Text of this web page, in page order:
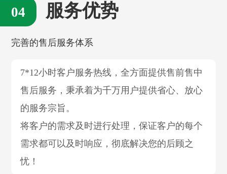
服务优势
完善的售后服务体系
7*12小时客户服务热线，全方面提供售前售中
售后服务，秉承着为千万用户提供省心、放心
的服务宗旨。
将客户的需求及时进行处理，保证客户的每个
需求都可以及时响应，彻底解决您的后顾之
忧！